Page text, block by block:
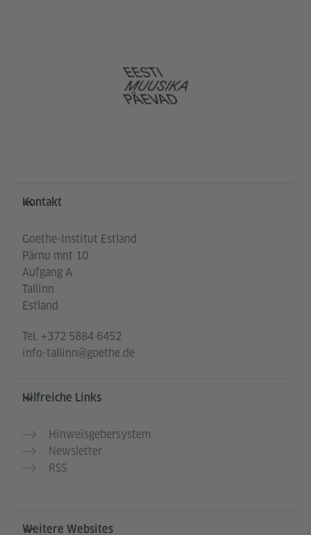
Service- und Informationsbereich
Kontakt
Goethe-Institut Estland
Pärnu mnt 10
Aufgang A
Tallinn
Estland
Tel. +372 5884 6452
info-tallinn@goethe.de
Hilfreiche Links
Hinweisgebersystem
Newsletter
RSS
Weitere Websites